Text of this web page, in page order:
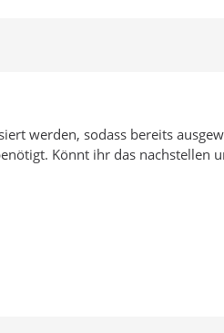
werden, sodass bereits
Könnt ihr das nachstellen